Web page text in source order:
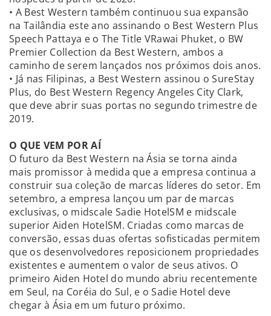
• A Best Western também continuou sua expansão
na Tailândia este ano assinando o Best Western Plus
Speech Pattaya e o The Title VRawai Phuket, o BW
Premier Collection da Best Western, ambos a
caminho de serem lançados nos próximos dois anos.
• Já nas Filipinas, a Best Western assinou o SureStay
Plus, do Best Western Regency Angeles City Clark,
que deve abrir suas portas no segundo trimestre de
2019.
O QUE VEM POR AÍ
O futuro da Best Western na Ásia se torna ainda
mais promissor à medida que a empresa continua a
construir sua coleção de marcas líderes do setor. Em
setembro, a empresa lançou um par de marcas
exclusivas, o midscale Sadie HotelSM e midscale
superior Aiden HotelSM. Criadas como marcas de
conversão, essas duas ofertas sofisticadas permitem
que os desenvolvedores reposicionem propriedades
existentes e aumentem o valor de seus ativos. O
primeiro Aiden Hotel do mundo abriu recentemente
em Seul, na Coréia do Sul, e o Sadie Hotel deve
chegar à Ásia em um futuro próximo.